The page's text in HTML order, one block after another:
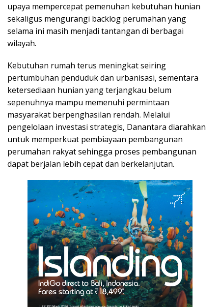
upaya mempercepat pemenuhan kebutuhan hunian
sekaligus mengurangi backlog perumahan yang
selama ini masih menjadi tantangan di berbagai
wilayah.
Kebutuhan rumah terus meningkat seiring
pertumbuhan penduduk dan urbanisasi, sementara
ketersediaan hunian yang terjangkau belum
sepenuhnya mampu memenuhi permintaan
masyarakat berpenghasilan rendah. Melalui
pengelolaan investasi strategis, Danantara diarahkan
untuk memperkuat pembiayaan pembangunan
perumahan rakyat sehingga proses pembangunan
dapat berjalan lebih cepat dan berkelanjutan.